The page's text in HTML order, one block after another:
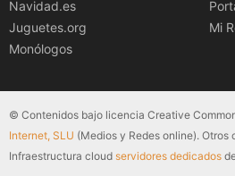
Navidad.es
Juguetes.org
Monólogos
Mi
© Contenidos bajo licencia Creative
Internet, SLU (Medios y Redes online).
Infraestructura cloud servidores dedicados